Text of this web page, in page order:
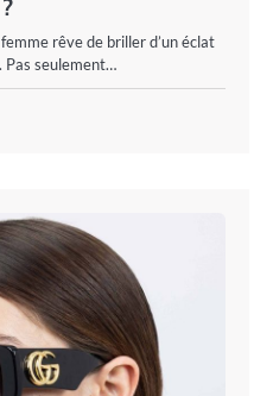
rêve de briller d’un éclat
Pas seulement…